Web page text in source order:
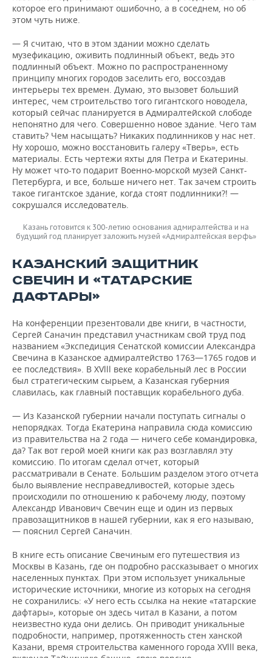
которое его принимают ошибочно, а в соседнем, но об
этом чуть ниже.
— Я считаю, что в этом здании можно сделать
музефикацию, оживить подлинный объект, ведь это
подлинный объект. Можно по распространенному
принципу многих городов заселить его, воссоздав
интерьеры тех времен. Думаю, это вызовет больший
интерес, чем строительство того гигантского новодела,
который сейчас планируется в Адмиралтейской слободе
непонятно для чего. Совершенно новое здание. Чего там
ставить? Чем насыщать? Никаких подлинников у нас нет.
Ну хорошо, можно восстановить галеру «Тверь», есть
материалы. Есть чертежи яхты для Петра и Екатерины.
Ну может что-то подарит Военно-морской музей Санкт-
Петербурга, и все, больше ничего нет. Так зачем строить
такое гигантское здание, когда стоят подлинники?! —
сокрушался исследователь.
Казань готовится к 300-летию основания адмиралтейства и на
будущий год планирует заложить музей «Адмиралтейская верфь»
КАЗАНСКИЙ ЗАЩИТНИК
СВЕЧИН И «ТАТАРСКИЕ
ДАФТАРЫ»
На конференции презентовали две книги, в частности,
Сергей Саначин представил участникам свой труд под
названием «Экспедиция Сенатской комиссии Александра
Свечина в Казанское адмиралтейство 1763—1765 годов и
ее последствия». В XVlll веке корабельный лес в России
был стратегическим сырьем, а Казанская губерния
славилась, как главный поставщик корабельного дуба.
— Из Казанской губернии начали поступать сигналы о
непорядках. Тогда Екатерина направила сюда комиссию
из правительства на 2 года — ничего себе командировка,
да? Так вот герой моей книги как раз возглавлял эту
комиссию. По итогам сделал отчет, который
рассматривали в Сенате. Большим разделом этого отчета
было выявление несправедливостей, которые здесь
происходили по отношению к рабочему люду, поэтому
Александр Иванович Свечин еще и один из первых
правозащитников в нашей губернии, как я его называю,
— пояснил Сергей Саначин.
В книге есть описание Свечиным его путешествия из
Москвы в Казань, где он подробно рассказывает о многих
населенных пунктах. При этом использует уникальные
исторические источники, многие из которых на сегодня
не сохранились: «У него есть ссылка на некие «татарские
дафтары», которые он здесь читал в Казани, а потом
неизвестно куда они делись. Он приводит уникальные
подробности, например, протяженность стен ханской
Казани, время строительства каменного города XVlll века,